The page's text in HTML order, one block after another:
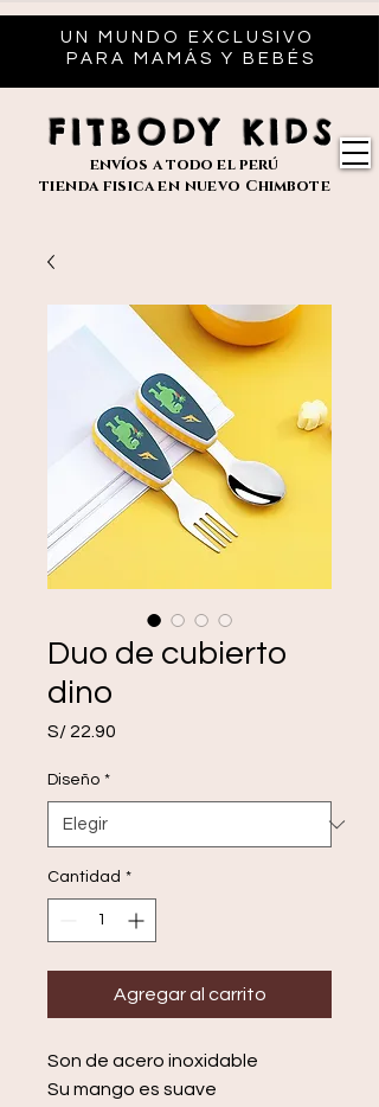
UN MUNDO EXCLUSIVO
PARA MAMÁS Y BEBÉS
FITBODY KIDS
envíos a todo el perú
tienda fisica en nuevo Chimbote
Duo de cubierto
dino
S/ 22.90
Diseño *
Cantidad *
Agregar al carrito
Son de acero inoxidable
Su mango es suave